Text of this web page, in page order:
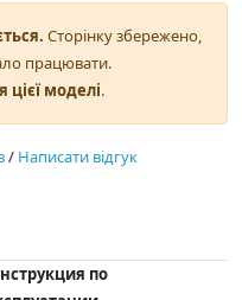
Сторінку збережено,
працювати.
цієї моделі.
/ Написати відгук
по